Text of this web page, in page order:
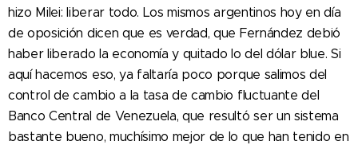
hizo Milei: liberar todo. Los mismos argentinos hoy en día
de oposición dicen que es verdad, que Fernández debió
haber liberado la economía y quitado lo del dólar blue. Si
aquí hacemos eso, ya faltaría poco porque salimos del
control de cambio a la tasa de cambio fluctuante del
Banco Central de Venezuela, que resultó ser un sistema
bastante bueno, muchísimo mejor de lo que han tenido en